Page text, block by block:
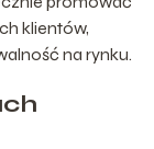
klientów,
na rynku.